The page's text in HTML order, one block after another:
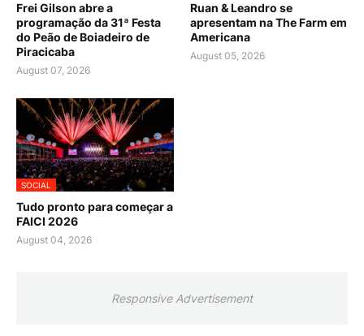
Frei Gilson abre a
programação da 31ª Festa
do Peão de Boiadeiro de
Piracicaba
August 07, 2026
Ruan & Leandro se
apresentam na The Farm em
Americana
August 05, 2026
SOCIAL
Tudo pronto para começar a
FAICI 2026
August 04, 2026
Responsive Advertisement